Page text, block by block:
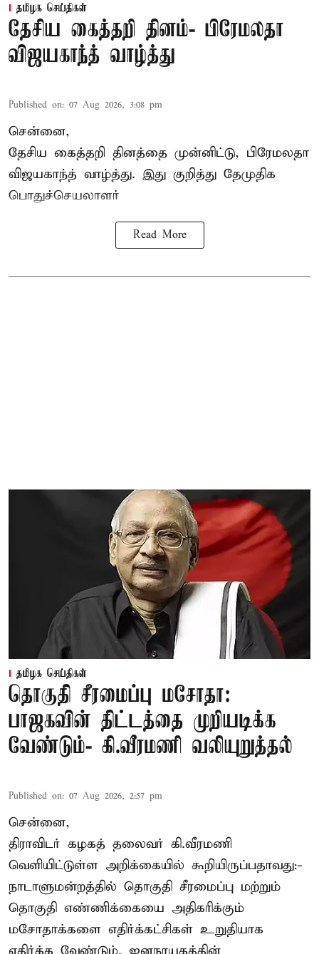
தமிழக செய்திகள்
தேசிய கைத்தறி தினம்- பிரேமலதா
விஜயகாந்த் வாழ்த்து
Published on: 07 Aug 2026, 3:08 pm
சென்னை,
தேசிய கைத்தறி தினத்தை முன்னிட்டு, பிரேமலதா
விஜயகாந்த் வாழ்த்து. இது குறித்து தேமுதிக
பொதுச்செயலாளர்
Read More
தமிழக செய்திகள்
தொகுதி சீரமைப்பு மசோதா:
பாஜகவின் திட்டத்தை முறியடிக்க
வேண்டும்- கி.வீரமணி வலியுறுத்தல்
Published on: 07 Aug 2026, 2:57 pm
சென்னை,
திராவிடர் கழகத் தலைவர் கி.வீரமணி
வெளியிட்டுள்ள அறிக்கையில் கூறியிருப்பதாவது:-
நாடாளுமன்றத்தில் தொகுதி சீரமைப்பு மற்றும்
தொகுதி எண்ணிக்கையை அதிகரிக்கும்
மசோதாக்களை எதிர்க்கட்சிகள் உறுதியாக